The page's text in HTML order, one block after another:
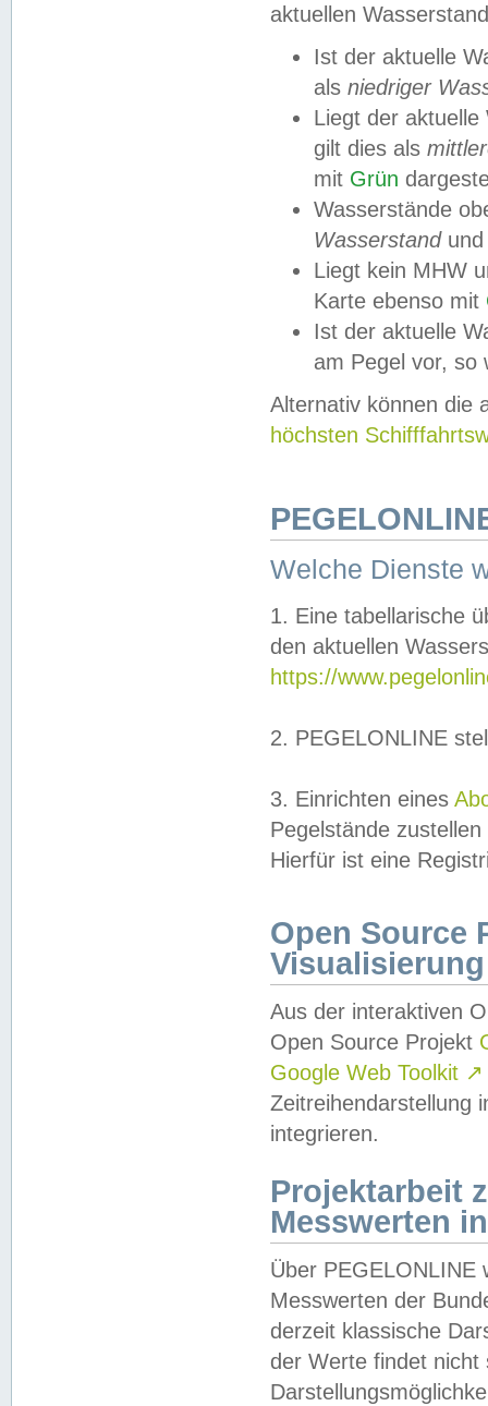
aktuellen
Ist der aktuelle
als niedriger
Liegt der
gilt dies als
mit Grün
Wasserstände
Wasserstandund
Liegt kein MHW
Karte ebenso mit
Ist der aktuelle
am Pegel vor,
Alternativ können die
höchsten
Welche Dienste
1. Eine tabellarische
den aktuellen
https://
2. PEGELONLINE
3. Einrichten eines
Pegelstände
Hierfür ist eine
Open Source
Visualisierung
Aus der interaktiven
Open Source Projekt
Google Web Toolkit ↗
Zeitreihendarstellung
integrieren.
Projektarbeit
Messwerten
Über PEGELONLINE
Messwerten der
derzeit klassische
der Werte findet